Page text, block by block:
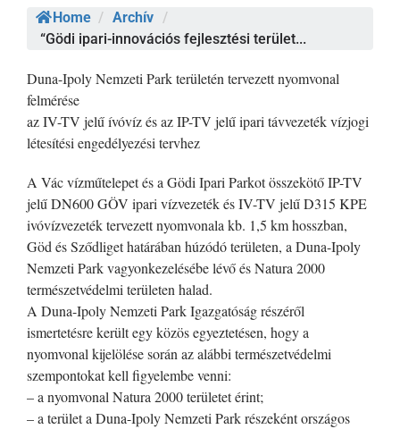
Home / Archív /
“Gödi ipari-innovációs fejlesztési terület...
Duna-Ipoly Nemzeti Park területén tervezett nyomvonal
felmérése
az IV-TV jelű ívóvíz és az IP-TV jelű ipari távvezeték vízjogi
létesítési engedélyezési tervhez
A Vác vízműtelepet és a Gödi Ipari Parkot összekötő IP-TV
jelű DN600 GÖV ipari vízvezeték és IV-TV jelű D315 KPE
ivóvízvezeték tervezett nyomvonala kb. 1,5 km hosszban,
Göd és Sződliget határában húzódó területen, a Duna-Ipoly
Nemzeti Park vagyonkezelésébe lévő és Natura 2000
természetvédelmi területen halad.
A Duna-Ipoly Nemzeti Park Igazgatóság részéről
ismertetésre került egy közös egyeztetésen, hogy a
nyomvonal kijelölése során az alábbi természetvédelmi
szempontokat kell figyelembe venni:
– a nyomvonal Natura 2000 területet érint;
– a terület a Duna-Ipoly Nemzeti Park részeként országos